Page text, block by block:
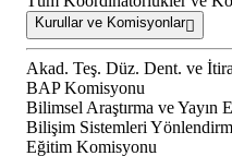
Kurullar ve Komisyonlar
Akad. Teş. Düz. Dent. ve
BAP Komisyonu
Bilimsel Araştırma ve Yayın
Bilişim Sistemleri
Eğitim Komisyonu